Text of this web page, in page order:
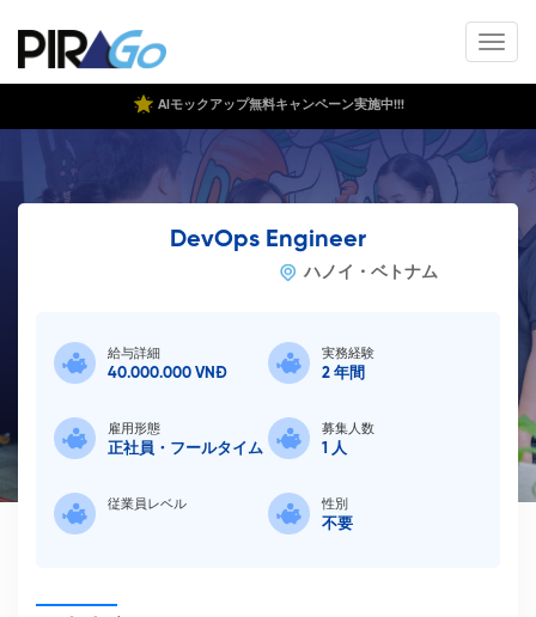
AIモックアップ無料キャンペーン実施中!!!
職種詳細
DevOps Engineer
ハノイ・ベトナム
給与詳細
40.000.000 VNĐ
実務経験
2 年間
雇用形態
正社員・フールタイム
募集人数
1 人
従業員レベル 性別
不要